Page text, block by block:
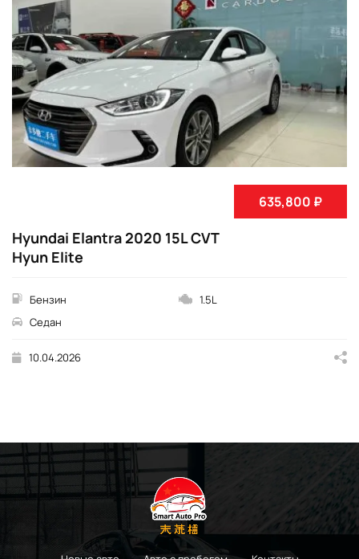
635,800 ₽
Hyundai Elantra 2020 15L CVT
Hyun Elite
Бензин
1.5L
Седан
10.04.2026